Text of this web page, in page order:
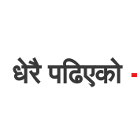
धेरै पढिएको